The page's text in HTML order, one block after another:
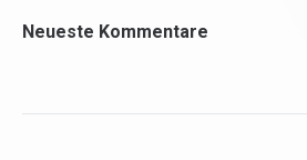
Neueste Kommentare